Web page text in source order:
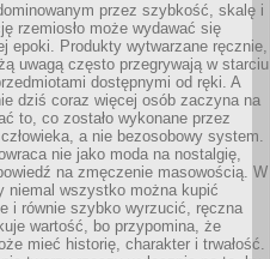
przez szybkość, skalę i
rzemiosło może wydawać się
epoki. Produkty wytwarzane ręcznie,
uwagą często przegrywają w starciu
dostępnymi od ręki. A
dziś coraz więcej osób zaczyna na
to, co zostało wykonane przez
a nie bezosobowy system.
nie jako moda na nostalgię,
na zmęczenie masowością. W
niemal wszystko można kupić
i równie szybko wyrzucić, ręczna
wartość, bo przypomina, że
mieć historię, charakter i trwałość.